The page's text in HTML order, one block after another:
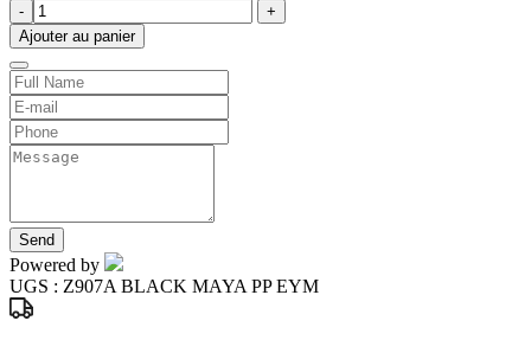
-
+
Ajouter au panier
Send
Powered by
UGS : Z907A BLACK MAYA PP EYM